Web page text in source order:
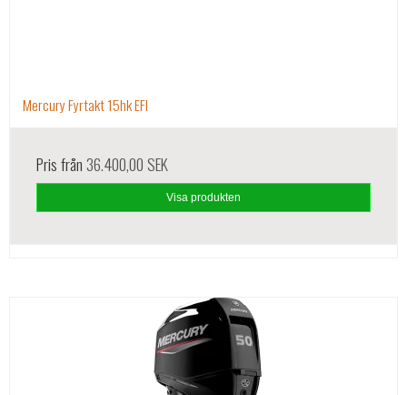
Mercury Fyrtakt 15hk EFI
Pris från36.400,00 SEK
Visa produkten